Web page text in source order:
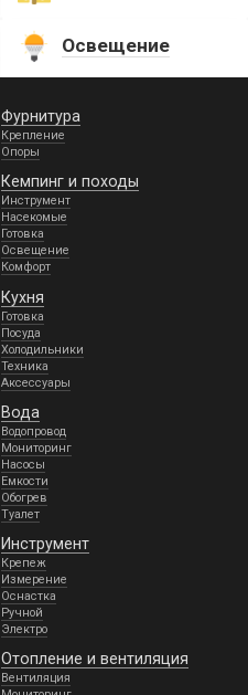
Освещение
Фурнитура
Крепление
Опоры
Кемпинг и походы
Инструмент
Насекомые
Готовка
Освещение
Комфорт
Кухня
Готовка
Посуда
Холодильники
Техника
Аксессуары
Вода
Водопровод
Мониторинг
Насосы
Емкости
Обогрев
Туалет
Инструмент
Крепеж
Измерение
Оснастка
Ручной
Электро
Отопление и вентиляция
Вентиляция